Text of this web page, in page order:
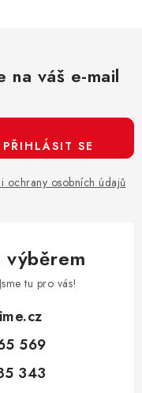
na váš e-mail
ochrany osobních údajů
PŘIHLÁSIT SE
výběrem
tu pro vás!
569
343